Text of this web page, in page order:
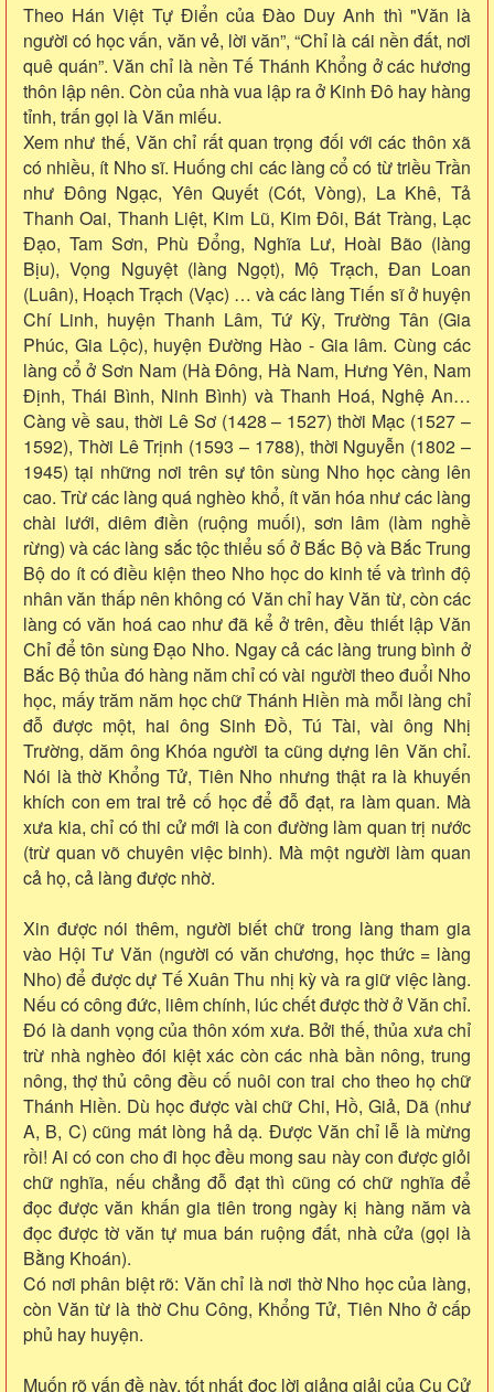
Theo Hán Việt Tự Điển của Đào Duy Anh thì "Văn là
người có học vấn, văn vẻ, lời văn”, “Chỉ là cái nền đất, nơi
quê quán”. Văn chỉ là nền Tế Thánh Khổng ở các hương
thôn lập nên. Còn của nhà vua lập ra ở Kinh Đô hay hàng
tỉnh, trấn gọi là Văn miếu.
Xem như thế, Văn chỉ rất quan trọng đối với các thôn xã
có nhiều, ít Nho sĩ. Huống chi các làng cổ có từ triều Trần
như Đông Ngạc, Yên Quyết (Cót, Vòng), La Khê, Tả
Thanh Oai, Thanh Liệt, Kim Lũ, Kim Đôi, Bát Tràng, Lạc
Đạo, Tam Sơn, Phù Đổng, Nghĩa Lư, Hoài Bão (làng
Bịu), Vọng Nguyệt (làng Ngọt), Mộ Trạch, Đan Loan
(Luân), Hoạch Trạch (Vạc) … và các làng Tiến sĩ ở huyện
Chí Linh, huyện Thanh Lâm, Tứ Kỳ, Trường Tân (Gia
Phúc, Gia Lộc), huyện Đường Hào - Gia lâm. Cùng các
làng cổ ở Sơn Nam (Hà Đông, Hà Nam, Hưng Yên, Nam
Định, Thái Bình, Ninh Bình) và Thanh Hoá, Nghệ An…
Càng về sau, thời Lê Sơ (1428 – 1527) thời Mạc (1527 –
1592), Thời Lê Trịnh (1593 – 1788), thời Nguyễn (1802 –
1945) tại những nơi trên sự tôn sùng Nho học càng lên
cao. Trừ các làng quá nghèo khổ, ít văn hóa như các làng
chài lưới, diêm điền (ruộng muối), sơn lâm (làm nghề
rừng) và các làng sắc tộc thiểu số ở Bắc Bộ và Bắc Trung
Bộ do ít có điều kiện theo Nho học do kinh tế và trình độ
nhân văn thấp nên không có Văn chỉ hay Văn từ, còn các
làng có văn hoá cao như đã kể ở trên, đều thiết lập Văn
Chỉ để tôn sùng Đạo Nho. Ngay cả các làng trung bình ở
Bắc Bộ thủa đó hàng năm chỉ có vài người theo đuổi Nho
học, mấy trăm năm học chữ Thánh Hiền mà mỗi làng chỉ
đỗ được một, hai ông Sinh Đồ, Tú Tài, vài ông Nhị
Trường, dăm ông Khóa người ta cũng dựng lên Văn chỉ.
Nói là thờ Khổng Tử, Tiên Nho nhưng thật ra là khuyến
khích con em trai trẻ cố học để đỗ đạt, ra làm quan. Mà
xưa kia, chỉ có thi cử mới là con đường làm quan trị nước
(trừ quan võ chuyên việc binh). Mà một người làm quan
cả họ, cả làng được nhờ.
Xin được nói thêm, người biết chữ trong làng tham gia
vào Hội Tư Văn (người có văn chương, học thức = làng
Nho) để được dự Tế Xuân Thu nhị kỳ và ra giữ việc làng.
Nếu có công đức, liêm chính, lúc chết được thờ ở Văn chỉ.
Đó là danh vọng của thôn xóm xưa. Bởi thế, thủa xưa chỉ
trừ nhà nghèo đói kiệt xác còn các nhà bần nông, trung
nông, thợ thủ công đều cố nuôi con trai cho theo họ chữ
Thánh Hiền. Dù học được vài chữ Chi, Hồ, Giả, Dã (như
A, B, C) cũng mát lòng hả dạ. Được Văn chỉ lễ là mừng
rồi! Ai có con cho đi học đều mong sau này con được giỏi
chữ nghĩa, nếu chẳng đỗ đạt thì cũng có chữ nghĩa để
đọc được văn khấn gia tiên trong ngày kị hàng năm và
đọc được tờ văn tự mua bán ruộng đất, nhà cửa (gọi là
Bằng Khoán).
Có nơi phân biệt rõ: Văn chỉ là nơi thờ Nho học của làng,
còn Văn từ là thờ Chu Công, Khổng Tử, Tiên Nho ở cấp
phủ hay huyện.
Muốn rõ vấn đề này, tốt nhất đọc lời giảng giải của Cụ Cử